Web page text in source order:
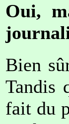
Oui,
Bien
Tandis
fait du